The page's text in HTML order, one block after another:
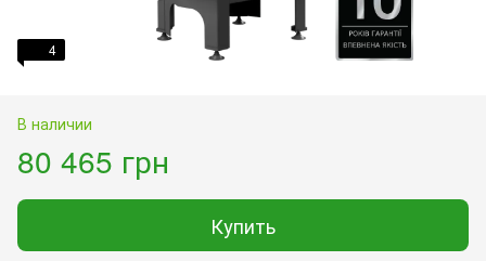
4
В наличии
80 465 грн
Купить